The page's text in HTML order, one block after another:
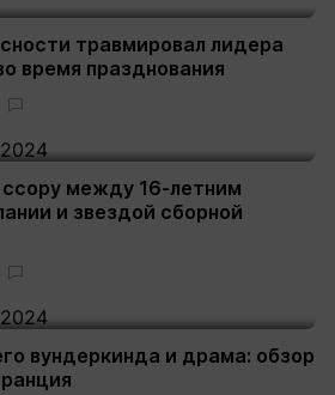
травмировал лидера
время празднования
между 16-летним
и звездой сборной
вундеркинда и драма: обзор